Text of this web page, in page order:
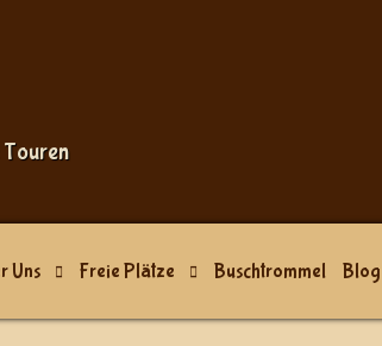
Uns Freie Plätze Buschtrommel Blog